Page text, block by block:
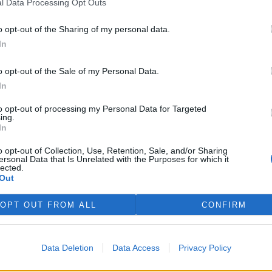
Data Processing Opt Outs
opt-out of the Sharing of my personal data.
opt-out of the Sale of my Personal Data.
opt-out of processing my Personal Data for Targeted
opt-out of Collection, Use, Retention, Sale, and/or Sharing
Data that Is Unrelated with the Purposes for which it
OPT OUT FROM ALL CONFIRM
Data Deletion Data Access Privacy Policy
Turnov, kde jsem získal 43 procent preferencí.
Máte nějaký svůj vlastní prioritní úkol, který budete
a v rámci ní pak vytáhnout životní prostředí z izolace,
na téma životního prostředí dívají skrz prsty, jako
samozřejmě velkou otázkou, kdo ten resort
ho dostala Koalice.
a vy byste dostal nabídku
- ať už Libor Ambrozek nebo Martin Bursík. Ale já
a takovou nabídku bych neodmítl. Ale na ministerstvu
Je to úkol jen pro opravdu odvážné lidi.
vy, jak se těšíte na spolupráci s ministrem, ať už
nebo Martin Bursík?